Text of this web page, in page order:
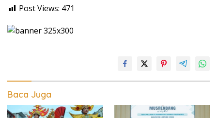
Post Views: 471
Baca Juga